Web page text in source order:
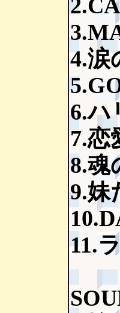
4.涙
6.ハ
7.恋
8.魂
9.妹
11.